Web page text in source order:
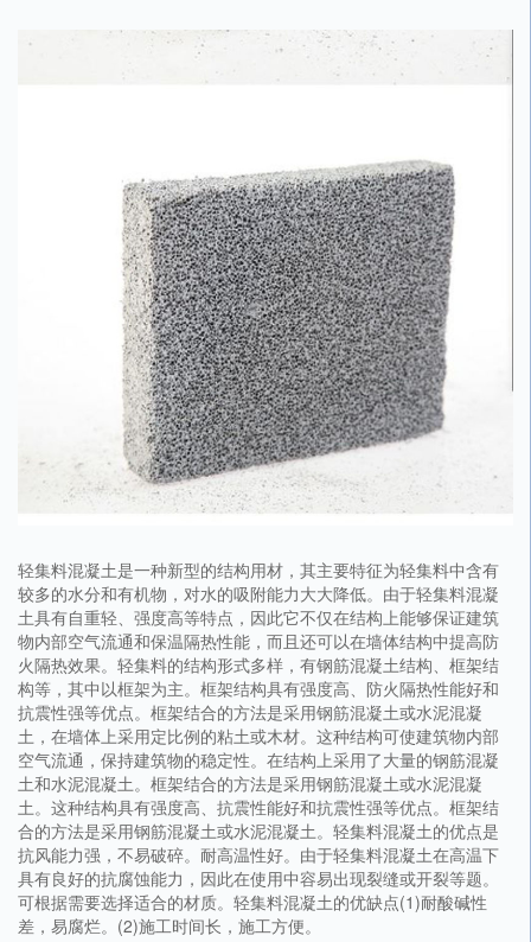
轻集料混凝土是一种新型的结构用材，其主要特征为轻集料中含有
较多的水分和有机物，对水的吸附能力大大降低。由于轻集料混凝
土具有自重轻、强度高等特点，因此它不仅在结构上能够保证建筑
物内部空气流通和保温隔热性能，而且还可以在墙体结构中提高防
火隔热效果。轻集料的结构形式多样，有钢筋混凝土结构、框架结
构等，其中以框架为主。框架结构具有强度高、防火隔热性能好和
抗震性强等优点。框架结合的方法是采用钢筋混凝土或水泥混凝
土，在墙体上采用定比例的粘土或木材。这种结构可使建筑物内部
空气流通，保持建筑物的稳定性。在结构上采用了大量的钢筋混凝
土和水泥混凝土。框架结合的方法是采用钢筋混凝土或水泥混凝
土。这种结构具有强度高、抗震性能好和抗震性强等优点。框架结
合的方法是采用钢筋混凝土或水泥混凝土。轻集料混凝土的优点是
抗风能力强，不易破碎。耐高温性好。由于轻集料混凝土在高温下
具有良好的抗腐蚀能力，因此在使用中容易出现裂缝或开裂等题。
可根据需要选择适合的材质。轻集料混凝土的优缺点(1)耐酸碱性
差，易腐烂。(2)施工时间长，施工方便。